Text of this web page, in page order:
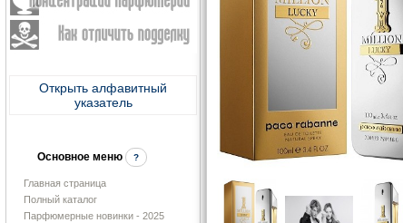
Открыть алфавитный
указатель
Основное меню ?
Главная страница
Полный каталог
Парфюмерные новинки - 2025